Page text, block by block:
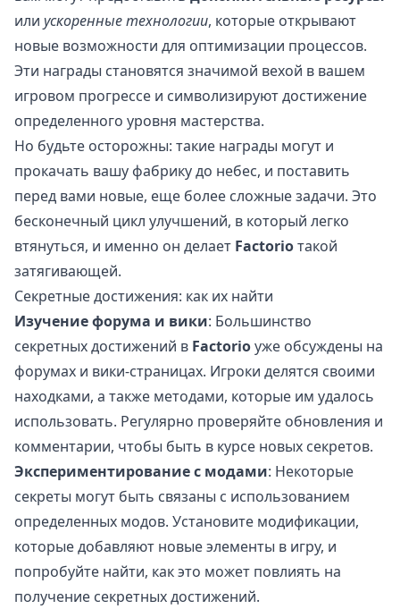
или ускоренные технологии, которые открывают
новые возможности для оптимизации процессов.
Эти награды становятся значимой вехой в вашем
игровом прогрессе и символизируют достижение
определенного уровня мастерства.
Но будьте осторожны: такие награды могут и
прокачать вашу фабрику до небес, и поставить
перед вами новые, еще более сложные задачи. Это
бесконечный цикл улучшений, в который легко
втянуться, и именно он делает Factorioтакой
затягивающей.
Секретные достижения: как их найти
Изучение форума и вики: Большинство
секретных достижений в Factorioуже обсуждены на
форумах и вики-страницах. Игроки делятся своими
находками, а также методами, которые им удалось
использовать. Регулярно проверяйте обновления и
комментарии, чтобы быть в курсе новых секретов.
Экспериментирование с модами: Некоторые
секреты могут быть связаны с использованием
определенных модов. Установите модификации,
которые добавляют новые элементы в игру, и
попробуйте найти, как это может повлиять на
получение секретных достижений.